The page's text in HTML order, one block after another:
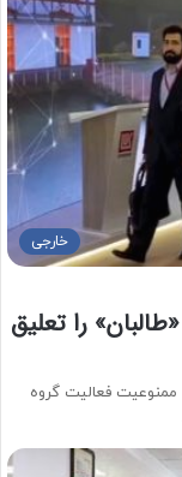
خارجی
را تعلیق
ایرنا: دادگاه عالی روسیه پنجشنبه ۲۸ فروردین‌ماه ۱۴۰۴ ممنوعیت فعالیت گروه